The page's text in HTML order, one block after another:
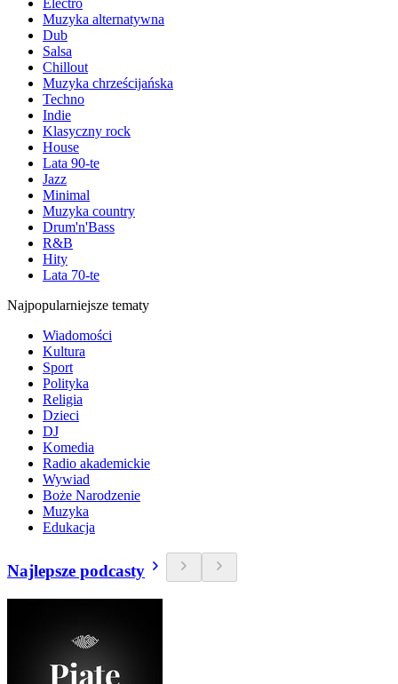
Electro
Muzyka alternatywna
Dub
Salsa
Chillout
Muzyka chrześcijańska
Techno
Indie
Klasyczny rock
House
Lata 90-te
Jazz
Minimal
Muzyka country
Drum'n'Bass
R&B
Hity
Lata 70-te
Najpopularniejsze tematy
Wiadomości
Kultura
Sport
Polityka
Religia
Dzieci
DJ
Komedia
Radio akademickie
Wywiad
Boże Narodzenie
Muzyka
Edukacja
Najlepsze podcasty